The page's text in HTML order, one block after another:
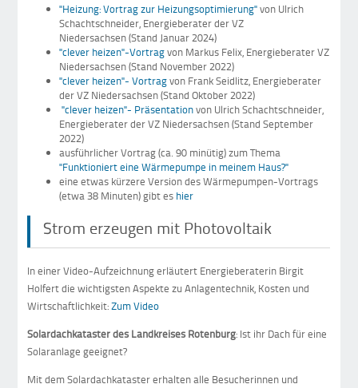
"Heizung: Vortrag zur Heizungsoptimierung"von Ulrich
Schachtschneider, Energieberater der VZ
Niedersachsen (Stand Januar 2024)
"clever heizen"-Vortragvon Markus Felix, Energieberater VZ
Niedersachsen (Stand November 2022)
"clever heizen"- Vortragvon Frank Seidlitz, Energieberater
der VZ Niedersachsen (Stand Oktober 2022)
"clever heizen"- Präsentationvon Ulrich Schachtschneider,
Energieberater der VZ Niedersachsen (Stand September
2022)
ausführlicher Vortrag (ca. 90 minütig) zum Thema
"Funktioniert eine Wärmepumpe in meinem Haus?"
eine etwas kürzere Version des Wärmepumpen-Vortrags
(etwa 38 Minuten) gibt es hier
Strom erzeugen mit Photovoltaik
In einer Video-Aufzeichnung erläutert Energieberaterin Birgit
Holfert die wichtigsten Aspekte zu Anlagentechnik, Kosten und
Wirtschaftlichkeit:Zum Video
Solardachkataster des Landkreises Rotenburg: Ist ihr Dach für eine
Solaranlage geeignet?
Mit dem Solardachkataster erhalten alle Besucherinnen und